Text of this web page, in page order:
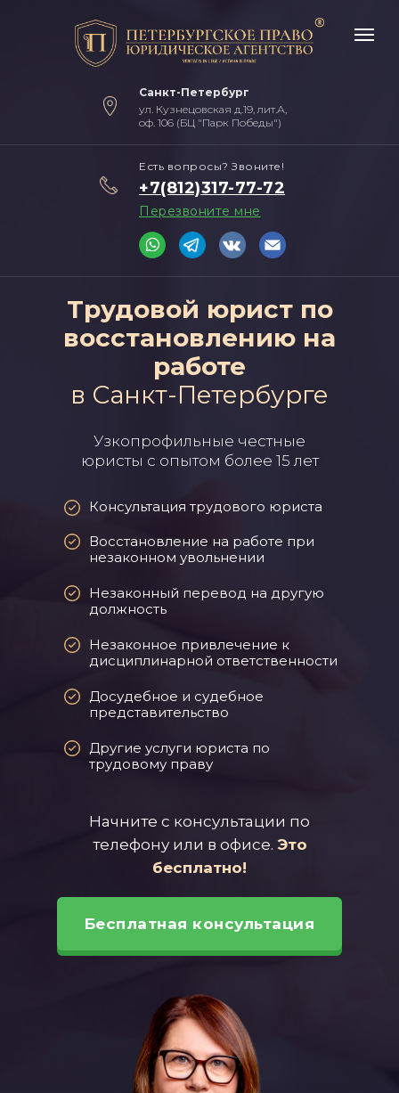
Трудовой юрист по
восстановлению на
работе
в Санкт-Петербурге
Консультация трудового юриста
Узкопрофильные честные
юристы с опытом более 15 лет
Восстановление на работе при
незаконном увольнении
Незаконное привлечение к
дисциплинарной ответственности
Незаконный перевод на другую
должность
Другие услуги юриста по
трудовому праву
Досудебное и судебное
представительство
Бесплатная консультация
Санкт-Петербург
+7(812)317-77-72
Перезвоните мне
Есть вопросы? Звоните!
ул. Кузнецовская д.19, лит.А,
оф. 106 (БЦ "Парк Победы")
Начните с консультации по
телефону или в офисе. Это
бесплатно!